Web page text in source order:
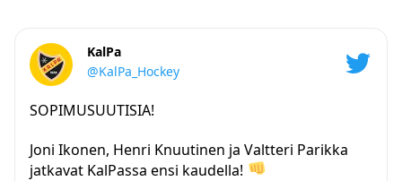
KalPa
@KalPa_Hockey
SOPIMUSUUTISIA!
Joni Ikonen, Henri Knuutinen ja Valtteri Parikka
jatkavat KalPassa ensi kaudella!